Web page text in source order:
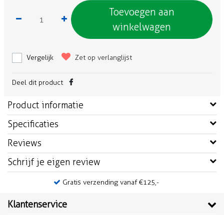
Toevoegen aan
winkelwagen
Vergelijk Zet op verlanglijst
Deel dit product
Product informatie
Specificaties
Reviews
Schrijf je eigen review
Gratis verzending vanaf €125,-
Klantenservice